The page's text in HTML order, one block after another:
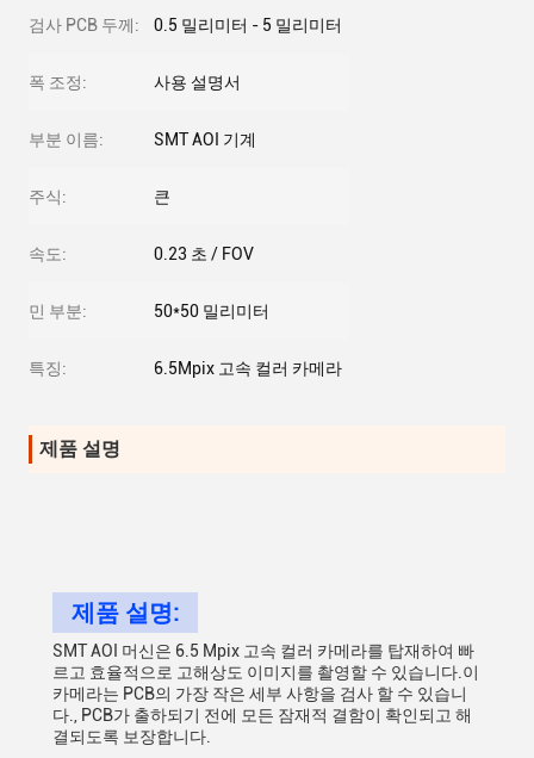
검사 PCB 두께: 0.5 밀리미터 - 5 밀리미터
폭 조정: 사용 설명서
부분 이름: SMT AOI 기계
주식: 큰
속도: 0.23 초 / FOV
민 부분: 50*50 밀리미터
특징: 6.5Mpix 고속 컬러 카메라
제품 설명
제품 설명:
SMT AOI 머신은 6.5 Mpix 고속 컬러 카메라를 탑재하여 빠
르고 효율적으로 고해상도 이미지를 촬영할 수 있습니다.이
카메라는 PCB의 가장 작은 세부 사항을 검사 할 수 있습니
다., PCB가 출하되기 전에 모든 잠재적 결함이 확인되고 해
결되도록 보장합니다.